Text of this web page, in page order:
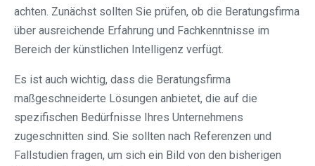
achten. Zunächst sollten Sie prüfen, ob die Beratungsfirma
über ausreichende Erfahrung und Fachkenntnisse im
Bereich der künstlichen Intelligenz verfügt.
Es ist auch wichtig, dass die Beratungsfirma
maßgeschneiderte Lösungen anbietet, die auf die
spezifischen Bedürfnisse Ihres Unternehmens
zugeschnitten sind. Sie sollten nach Referenzen und
Fallstudien fragen, um sich ein Bild von den bisherigen